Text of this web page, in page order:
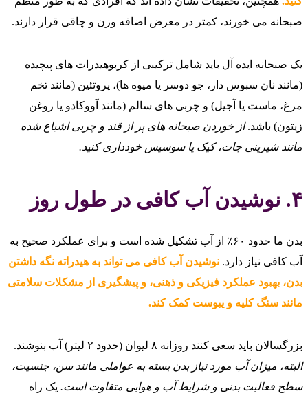
صبحانه می‌ خورند، کمتر در معرض اضافه وزن و چاقی قرار دارند.
یک صبحانه ایده‌ آل باید شامل ترکیبی از کربوهیدرات‌ های پیچیده
(مانند نان سبوس‌ دار، جو دوسر یا میوه‌ ها)، پروتئین (مانند تخم
مرغ، ماست یا آجیل) و چربی‌ های سالم (مانند آووکادو یا روغن
زیتون) باشد.از خوردن صبحانه‌ های پر از قند و چربی اشباع شده
مانند شیرینی‌ جات، کیک یا سوسیس خودداری کنید.
۴. نوشیدن آب کافی در طول روز
بدن ما حدود ۶۰٪ از آب تشکیل شده است و برای عملکرد صحیح به
آب کافی نیاز دارد. نوشیدن آب کافی می‌ تواند به هیدراته نگه داشتن
بدن، بهبود عملکرد فیزیکی و ذهنی، و پیشگیری از مشکلات سلامتی
مانند سنگ کلیه و یبوست کمک کند.
بزرگسالان باید سعی کنند روزانه ۸ لیوان (حدود ۲ لیتر) آب بنوشند.
البته، میزان آب مورد نیاز بدن بسته به عواملی مانند سن، جنسیت،
سطح فعالیت بدنی و شرایط آب و هوایی متفاوت است. یک راه